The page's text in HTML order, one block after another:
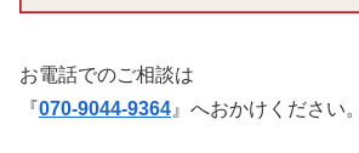
お電話でのご相談は
『070-9044-9364 』へおかけください。